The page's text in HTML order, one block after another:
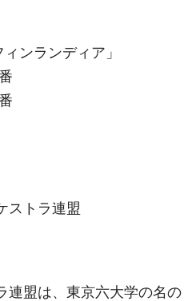
ンランディア」
ストラ連盟
連盟は、東京六大学の名の